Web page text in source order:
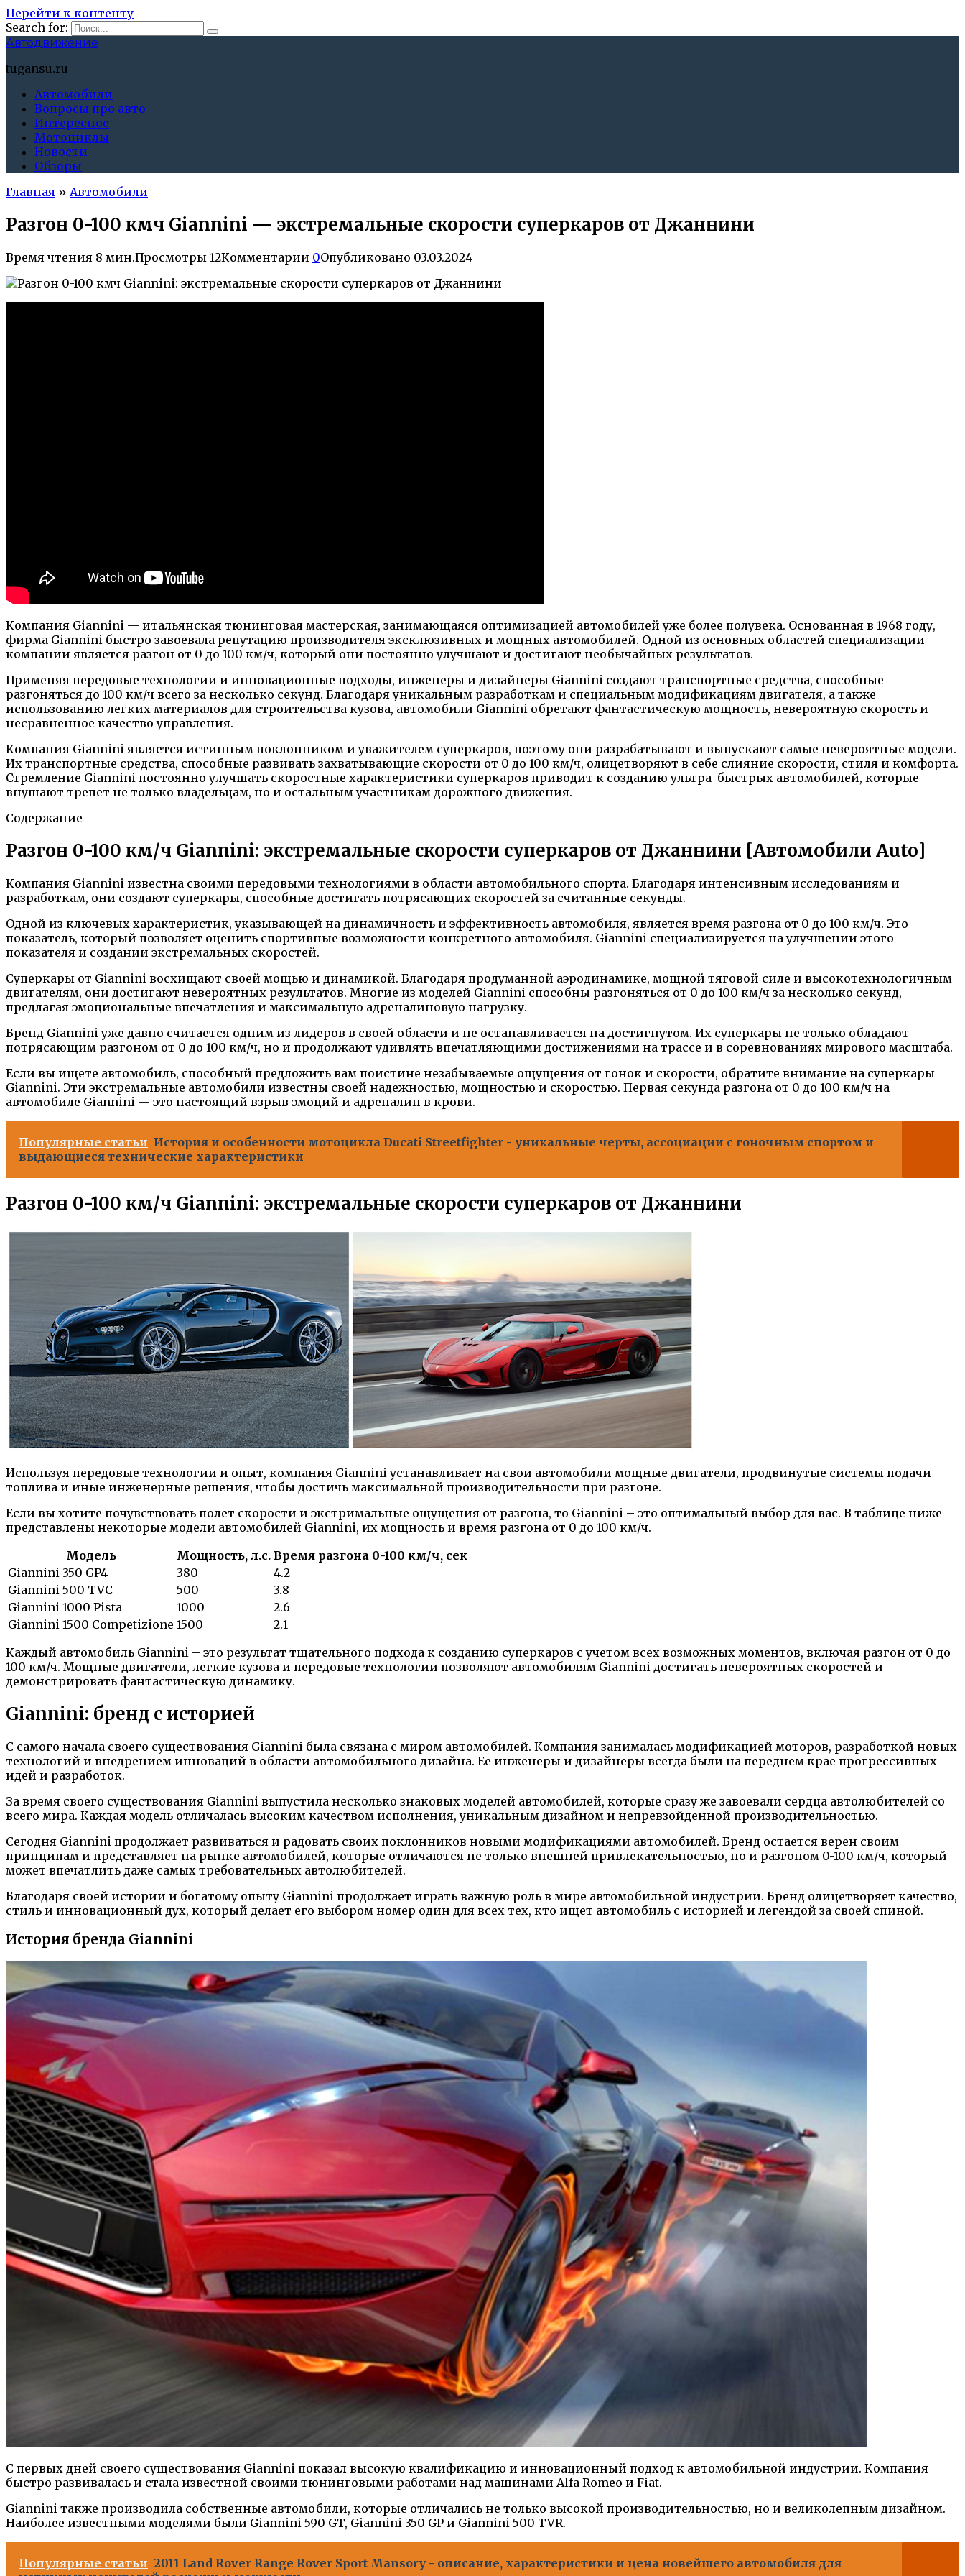
Перейти к контенту
Search for:
Автодвижение
tugansu.ru
Автомобили
Вопросы про авто
Интересное
Мотоциклы
Новости
Обзоры
Главная » Автомобили
Разгон 0-100 кмч Giannini — экстремальные скорости суперкаров от Джаннини
Время чтения 8 мин.Просмотры 12Комментарии 0Опубликовано 03.03.2024
Компания Giannini — итальянская тюнинговая мастерская, занимающаяся оптимизацией автомобилей уже более полувека. Основанная в 1968 году,
фирма Giannini быстро завоевала репутацию производителя эксклюзивных и мощных автомобилей. Одной из основных областей специализации
компании является разгон от 0 до 100 км/ч, который они постоянно улучшают и достигают необычайных результатов.
Применяя передовые технологии и инновационные подходы, инженеры и дизайнеры Giannini создают транспортные средства, способные
разгоняться до 100 км/ч всего за несколько секунд. Благодаря уникальным разработкам и специальным модификациям двигателя, а также
использованию легких материалов для строительства кузова, автомобили Giannini обретают фантастическую мощность, невероятную скорость и
несравненное качество управления.
Компания Giannini является истинным поклонником и уважителем суперкаров, поэтому они разрабатывают и выпускают самые невероятные модели.
Их транспортные средства, способные развивать захватывающие скорости от 0 до 100 км/ч, олицетворяют в себе слияние скорости, стиля и комфорта.
Стремление Giannini постоянно улучшать скоростные характеристики суперкаров приводит к созданию ультра-быстрых автомобилей, которые
внушают трепет не только владельцам, но и остальным участникам дорожного движения.
Содержание
Разгон 0-100 км/ч Giannini: экстремальные скорости суперкаров от Джаннини [Автомобили Auto]
Компания Giannini известна своими передовыми технологиями в области автомобильного спорта. Благодаря интенсивным исследованиям и
разработкам, они создают суперкары, способные достигать потрясающих скоростей за считанные секунды.
Одной из ключевых характеристик, указывающей на динамичность и эффективность автомобиля, является время разгона от 0 до 100 км/ч. Это
показатель, который позволяет оценить спортивные возможности конкретного автомобиля. Giannini специализируется на улучшении этого
показателя и создании экстремальных скоростей.
Суперкары от Giannini восхищают своей мощью и динамикой. Благодаря продуманной аэродинамике, мощной тяговой силе и высокотехнологичным
двигателям, они достигают невероятных результатов. Многие из моделей Giannini способны разгоняться от 0 до 100 км/ч за несколько секунд,
предлагая эмоциональные впечатления и максимальную адреналиновую нагрузку.
Бренд Giannini уже давно считается одним из лидеров в своей области и не останавливается на достигнутом. Их суперкары не только обладают
потрясающим разгоном от 0 до 100 км/ч, но и продолжают удивлять впечатляющими достижениями на трассе и в соревнованиях мирового масштаба.
Если вы ищете автомобиль, способный предложить вам поистине незабываемые ощущения от гонок и скорости, обратите внимание на суперкары
Giannini. Эти экстремальные автомобили известны своей надежностью, мощностью и скоростью. Первая секунда разгона от 0 до 100 км/ч на
автомобиле Giannini — это настоящий взрыв эмоций и адреналин в крови.
Популярные статьи История и особенности мотоцикла Ducati Streetfighter - уникальные черты, ассоциации с гоночным спортом и
выдающиеся технические характеристики
Разгон 0-100 км/ч Giannini: экстремальные скорости суперкаров от Джаннини
Используя передовые технологии и опыт, компания Giannini устанавливает на свои автомобили мощные двигатели, продвинутые системы подачи
топлива и иные инженерные решения, чтобы достичь максимальной производительности при разгоне.
Если вы хотите почувствовать полет скорости и экстримальные ощущения от разгона, то Giannini – это оптимальный выбор для вас. В таблице ниже
представлены некоторые модели автомобилей Giannini, их мощность и время разгона от 0 до 100 км/ч.
Модель
Мощность, л.с. Время разгона 0-100 км/ч, сек
Giannini 350 GP4
380
4.2
Giannini 500 TVC
500
3.8
Giannini 1000 Pista
1000
2.6
Giannini 1500 Competizione 1500
2.1
Каждый автомобиль Giannini – это результат тщательного подхода к созданию суперкаров с учетом всех возможных моментов, включая разгон от 0 до
100 км/ч. Мощные двигатели, легкие кузова и передовые технологии позволяют автомобилям Giannini достигать невероятных скоростей и
демонстрировать фантастическую динамику.
Giannini: бренд с историей
С самого начала своего существования Giannini была связана с миром автомобилей. Компания занималась модификацией моторов, разработкой новых
технологий и внедрением инноваций в области автомобильного дизайна. Ее инженеры и дизайнеры всегда были на переднем крае прогрессивных
идей и разработок.
За время своего существования Giannini выпустила несколько знаковых моделей автомобилей, которые сразу же завоевали сердца автолюбителей со
всего мира. Каждая модель отличалась высоким качеством исполнения, уникальным дизайном и непревзойденной производительностью.
Сегодня Giannini продолжает развиваться и радовать своих поклонников новыми модификациями автомобилей. Бренд остается верен своим
принципам и представляет на рынке автомобилей, которые отличаются не только внешней привлекательностью, но и разгоном 0-100 км/ч, который
может впечатлить даже самых требовательных автолюбителей.
Благодаря своей истории и богатому опыту Giannini продолжает играть важную роль в мире автомобильной индустрии. Бренд олицетворяет качество,
стиль и инновационный дух, который делает его выбором номер один для всех тех, кто ищет автомобиль с историей и легендой за своей спиной.
История бренда Giannini
С первых дней своего существования Giannini показал высокую квалификацию и инновационный подход к автомобильной индустрии. Компания
быстро развивалась и стала известной своими тюнинговыми работами над машинами Alfa Romeo и Fiat.
Giannini также производила собственные автомобили, которые отличались не только высокой производительностью, но и великолепным дизайном.
Наиболее известными моделями были Giannini 590 GT, Giannini 350 GP и Giannini 500 TVR.
Популярные статьи 2011 Land Rover Range Rover Sport Mansory - описание, характеристики и цена новейшего автомобиля для